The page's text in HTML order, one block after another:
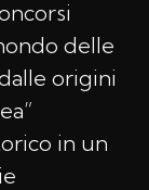
delle
origini
in un